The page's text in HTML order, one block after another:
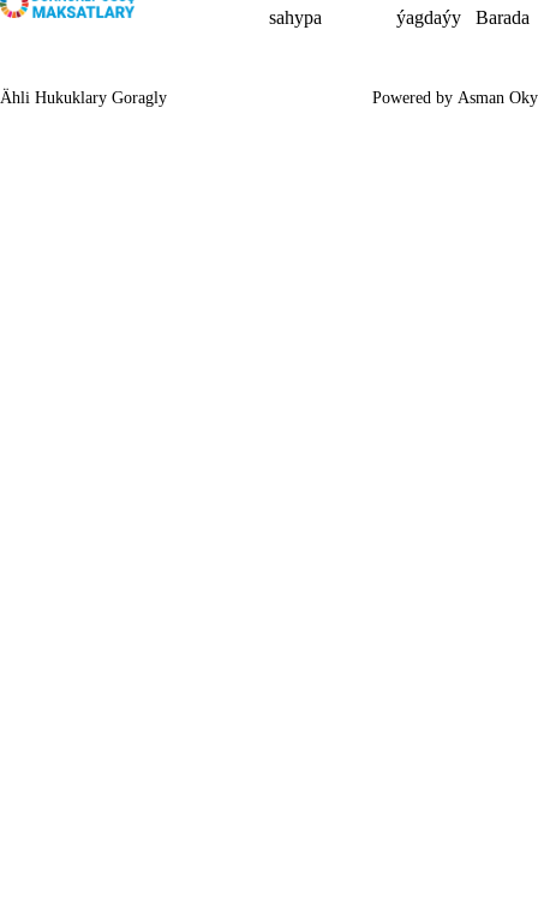
sahypa
ýagdaýy
Barada
Ähli Hukuklary Goragly Powered by Asman Oky